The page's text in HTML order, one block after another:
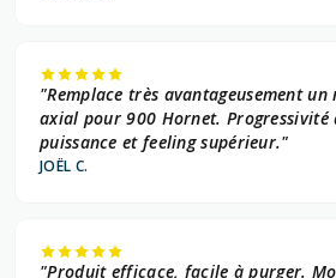
"Remplace très avantageusement
axial pour 900 Hornet. Progressivité
puissance et feeling supérieur."
JOËL C.
"Produit efficace, facile à purger.